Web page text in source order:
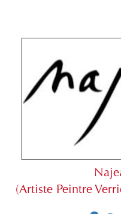
(Artiste Peintre